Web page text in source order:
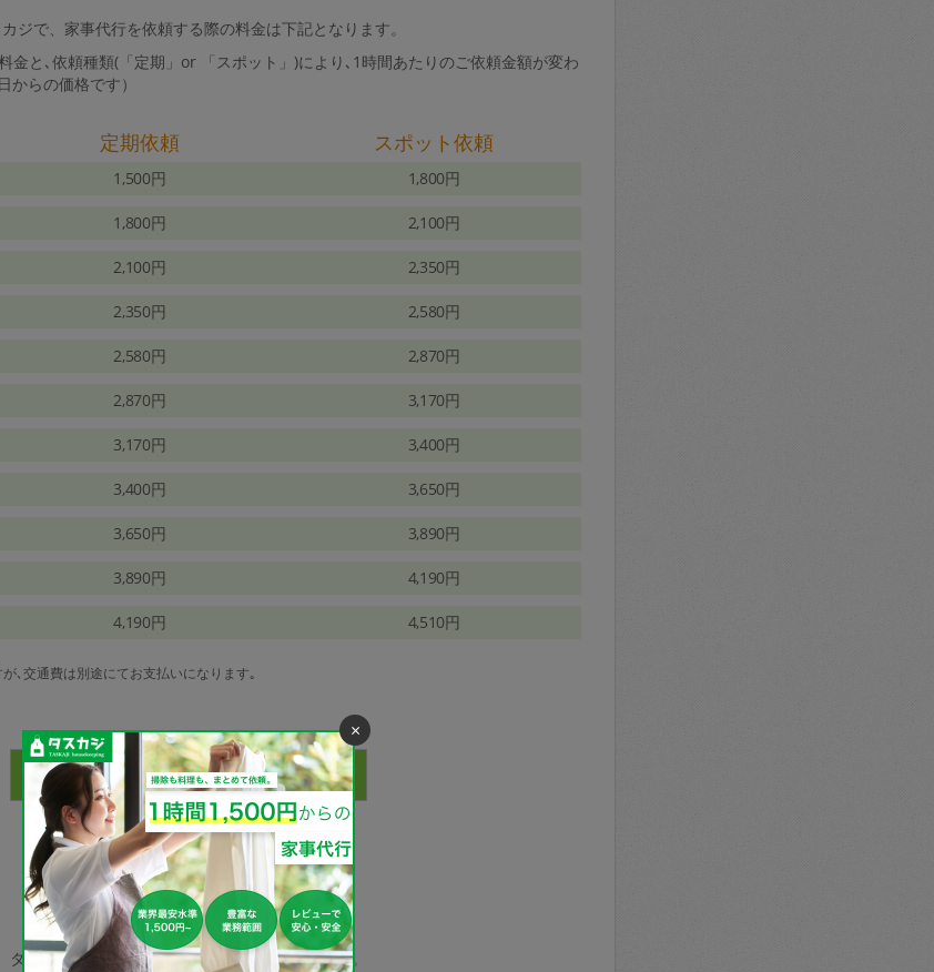
ジで、家事代行を依頼する際の料金は下記となります。
金と､依頼種類(「定期」or 「スポット」)により､1時間あたりのご依頼金額が変わ
からの価格です）
定期依頼 スポット依頼
1,500円 1,800円
1,800円 2,100円
2,100円 2,350円
2,350円 2,580円
2,580円 2,870円
2,870円 3,170円
3,170円 3,400円
3,400円 3,650円
3,650円 3,890円
3,890円 4,190円
4,190円 4,510円
､交通費は別途にてお支払いになります｡
家事代行サービスの種類
タスカジで依頼できるサービスは下記となります。
×